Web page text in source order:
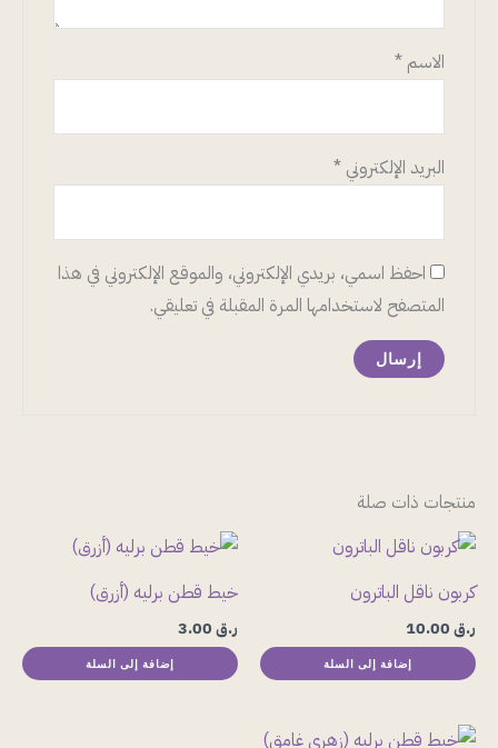
الاسم *
البريد الإلكتروني *
احفظ اسمي، بريدي الإلكتروني، والموقع الإلكتروني في هذا
المتصفح لاستخدامها المرة المقبلة في تعليقي.
منتجات ذات صلة
كربون ناقل الباترون
ر.ق
إضافة إلى السلة
خيط قطن برليه (أزرق)
ر.ق
إضافة إلى السلة